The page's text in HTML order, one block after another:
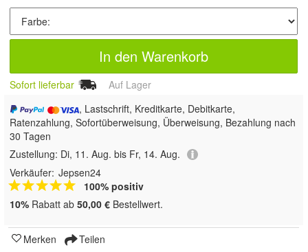
In den Warenkorb
Sofort lieferbar
Auf Lager
, Lastschrift, Kreditkarte, Debitkarte,
Ratenzahlung, Sofortüberweisung, Überweisung, Bezahlung nach
30 Tagen
Zustellung: Di, 11. Aug. bis Fr, 14. Aug.
Verkäufer: Jepsen24
100% positiv
10% Rabatt ab 50,00 € Bestellwert.
Merken Teilen